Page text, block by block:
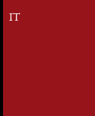
IT